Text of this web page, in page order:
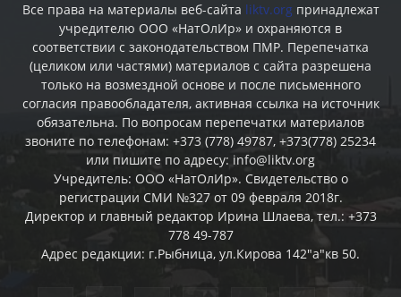
Все права на материалы веб-сайта liktv.org принадлежат
учредителю ООО «НатОлИр» и охраняются в
соответствии с законодательством ПМР. Перепечатка
(целиком или частями) материалов c сайта разрешена
только на возмездной основе и после письменного
согласия правообладателя, активная ссылка на источник
обязательна. По вопросам перепечатки материалов
звоните по телефонам: +373 (778) 49787, +373(778) 25234
или пишите по адресу: info@liktv.org
Учредитель: ООО «НатОлИр». Свидетельство о
регистрации СМИ №327 от 09 февраля 2018г.
Директор и главный редактор Ирина Шлаева, тел.: +373
778 49-787
Адрес редакции: г.Рыбница, ул.Кирова 142"а"кв 50.